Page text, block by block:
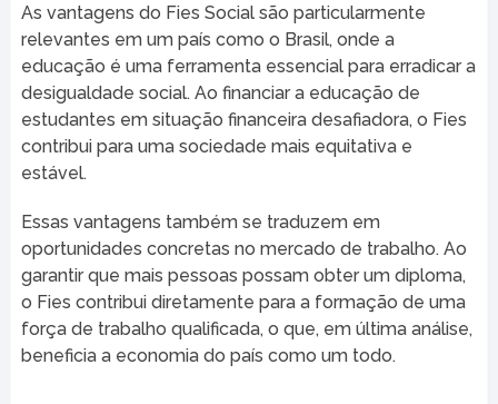
As vantagens do Fies Social são particularmente
relevantes em um país como o Brasil, onde a
educação é uma ferramenta essencial para erradicar a
desigualdade social. Ao financiar a educação de
estudantes em situação financeira desafiadora, o Fies
contribui para uma sociedade mais equitativa e
estável.
Essas vantagens também se traduzem em
oportunidades concretas no mercado de trabalho. Ao
garantir que mais pessoas possam obter um diploma,
o Fies contribui diretamente para a formação de uma
força de trabalho qualificada, o que, em última análise,
beneficia a economia do país como um todo.